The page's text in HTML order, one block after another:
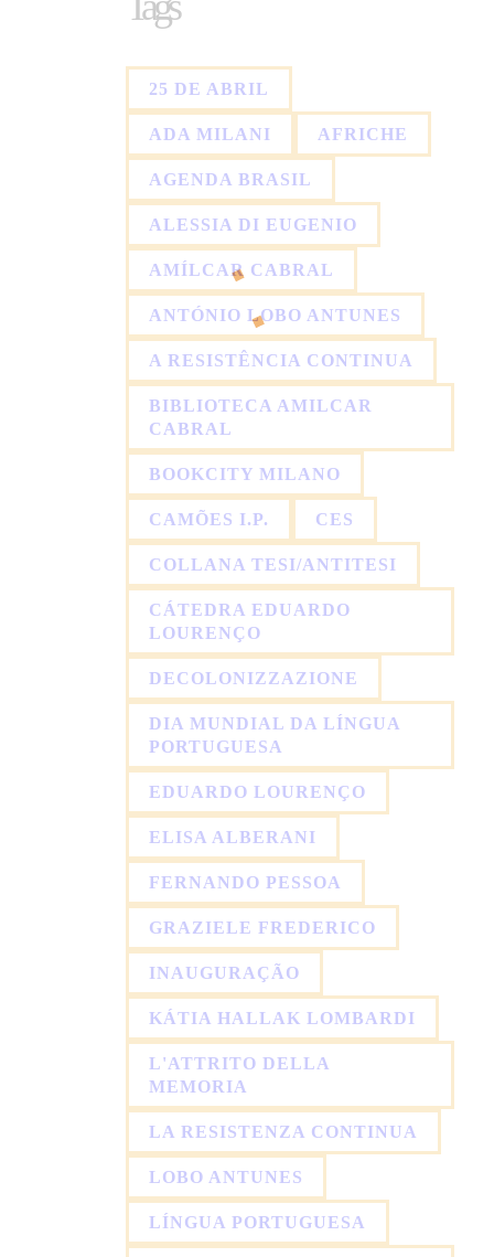
25 DE ABRIL
ADA MILANI AFRICHE
AGENDA BRASIL
ALESSIA DI EUGENIO
AMÍLCAR CABRAL
ANTÓNIO LOBO ANTUNES
A RESISTÊNCIA CONTINUA
BIBLIOTECA AMILCAR
CABRAL
BOOKCITY MILANO
CAMÕES I.P. CES
COLLANA TESI/ANTITESI
CÁTEDRA EDUARDO
LOURENÇO
DECOLONIZZAZIONE
DIA MUNDIAL DA LÍNGUA
PORTUGUESA
EDUARDO LOURENÇO
ELISA ALBERANI
FERNANDO PESSOA
GRAZIELE FREDERICO
INAUGURAÇÃO
KÁTIA HALLAK LOMBARDI
L'ATTRITO DELLA
MEMORIA
LA RESISTENZA CONTINUA
LOBO ANTUNES
LÍNGUA PORTUGUESA